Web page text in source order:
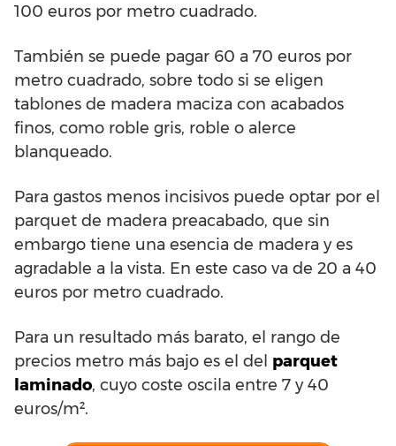
100 euros por metro cuadrado.
También se puede pagar 60 a 70 euros por
metro cuadrado, sobre todo si se eligen
tablones de madera maciza con acabados
finos, como roble gris, roble o alerce
blanqueado.
Para gastos menos incisivos puede optar por el
parquet de madera preacabado, que sin
embargo tiene una esencia de madera y es
agradable a la vista. En este caso va de 20 a 40
euros por metro cuadrado.
Para un resultado más barato, el rango de
precios metro más bajo es el del parquet
laminado, cuyo coste oscila entre 7 y 40
euros/m².